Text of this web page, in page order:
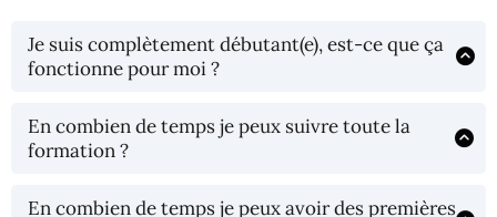
Je suis complètement débutant(e), est-ce que ça
fonctionne pour moi ?
En combien de temps je peux suivre toute la
formation ?
En combien de temps je peux avoir des premières